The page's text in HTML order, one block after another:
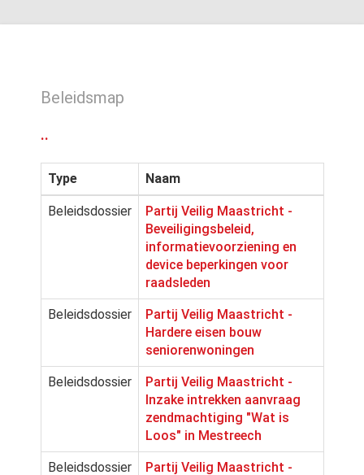
Beleidsmap
..
Type Naam
Beleidsdossier
Partij Veilig Maastricht -
Beveiligingsbeleid,
informatievoorziening en
device beperkingen voor
raadsleden
Beleidsdossier
Partij Veilig Maastricht -
Hardere eisen bouw
seniorenwoningen
Beleidsdossier
Partij Veilig Maastricht -
Inzake intrekken aanvraag
zendmachtiging "Wat is
Loos" in Mestreech
Beleidsdossier
Partij Veilig Maastricht -